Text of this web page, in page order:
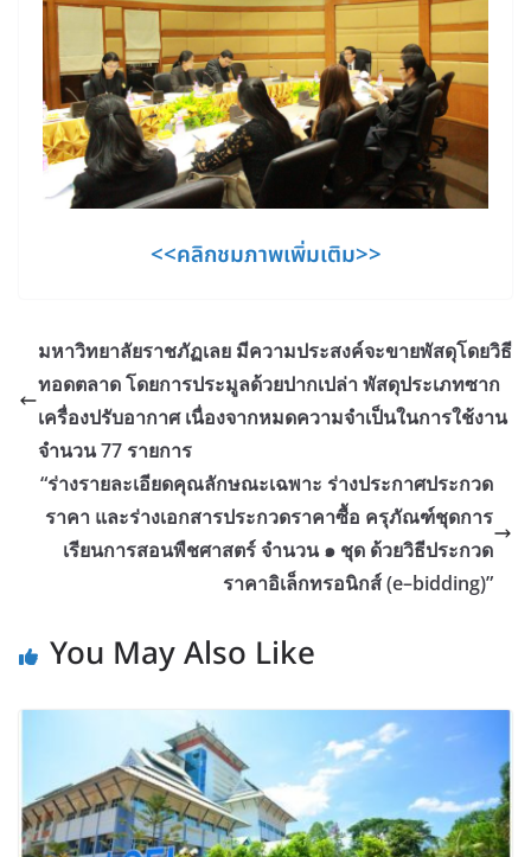
<<คลิกชมภาพเพิ่มเติม>>
มหาวิทยาลัยราชภัฏเลย มีความประสงค์จะขายพัสดุโดยวิธี
ทอดตลาด โดยการประมูลด้วยปากเปล่า พัสดุประเภทซาก
เครื่องปรับอากาศ เนื่องจากหมดความจำเป็นในการใช้งาน
จำนวน 77 รายการ
“ร่างรายละเอียดคุณลักษณะเฉพาะ ร่างประกาศประกวด
ราคา และร่างเอกสารประกวดราคาซื้อ ครุภัณฑ์ชุดการ
เรียนการสอนพืชศาสตร์ จำนวน ๑ ชุด ด้วยวิธีประกวด
ราคาอิเล็กทรอนิกส์ (e–bidding)”
You May Also Like